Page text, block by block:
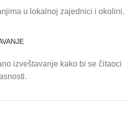
u lokalnoj zajednici i okolini.
izveštavanje kako bi se čitaoci